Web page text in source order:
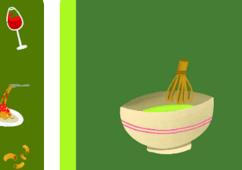
Hello Editions
Nous revenons vers vous rapidement